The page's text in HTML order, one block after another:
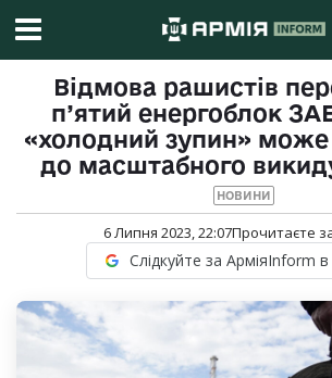
Відмова рашистів
п’ятий енергоблок
«холодний зупин» може
до масштабного
НОВИНИ
6 Липня 2023, 22:07Прочитаєте
Слідкуйте за АрміяInform